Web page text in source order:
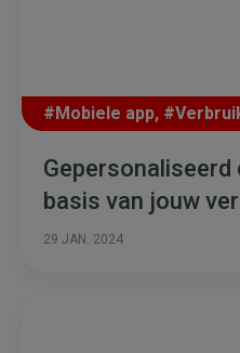
#Mobiele app,
Gepersonaliseerd
basis van jouw
29 JAN. 2024